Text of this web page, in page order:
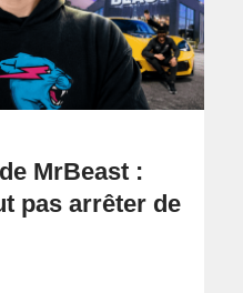
MrBeast :
pas arrêter de